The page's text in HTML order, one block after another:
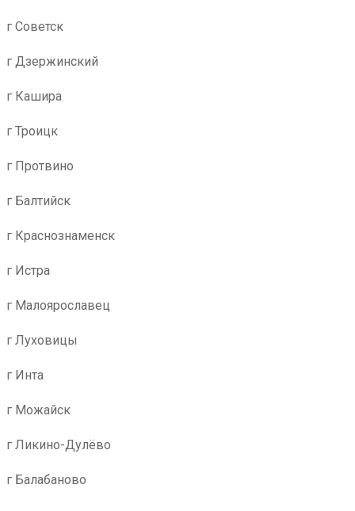
г Советск
г Дзержинский
г Кашира
г Троицк
г Протвино
г Балтийск
г Краснознаменск
г Истра
г Малоярославец
г Луховицы
г Инта
г Можайск
г Ликино-Дулёво
г Балабаново